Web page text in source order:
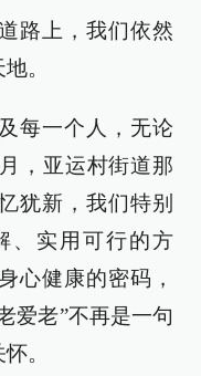
路上，我们依然
。
每一个人，无论
，亚运村街道那
犹新，我们特别
、实用可行的方
心健康的密码，
爱老”不再是一句
。